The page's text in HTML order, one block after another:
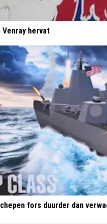
hervat
fors duurder dan